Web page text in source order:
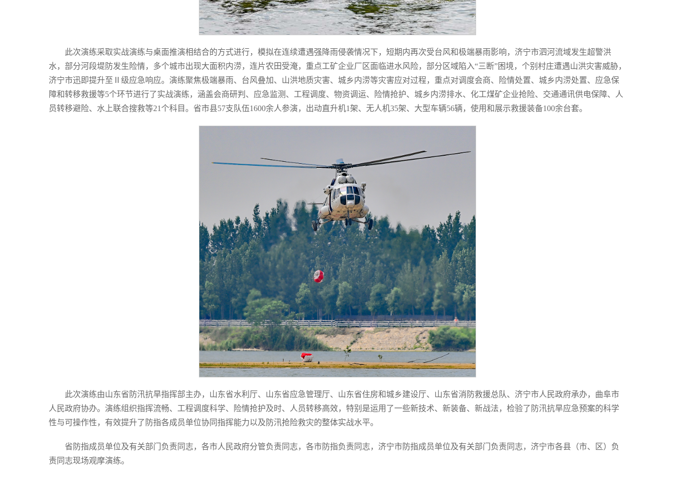
此次演练采取实战演练与桌面推演相结合的方式进行，模拟在连续遭遇强降雨侵袭情况下，短期内再次受台风和极端暴雨影响，济宁市泗河流域发生超警洪
水，部分河段堤防发生险情，多个城市出现大面积内涝，连片农田受淹，重点工矿企业厂区面临进水风险，部分区域陷入“三断”困境，个别村庄遭遇山洪灾害威胁，
济宁市迅即提升至Ⅱ级应急响应。演练聚焦极端暴雨、台风叠加、山洪地质灾害、城乡内涝等灾害应对过程，重点对调度会商、险情处置、城乡内涝处置、应急保
障和转移救援等5个环节进行了实战演练，涵盖会商研判、应急监测、工程调度、物资调运、险情抢护、城乡内涝排水、化工煤矿企业抢险、交通通讯供电保障、人
员转移避险、水上联合搜救等21个科目。省市县57支队伍1600余人参演，出动直升机1架、无人机35架、大型车辆56辆，使用和展示救援装备100余台套。
此次演练由山东省防汛抗旱指挥部主办，山东省水利厅、山东省应急管理厅、山东省住房和城乡建设厅、山东省消防救援总队、济宁市人民政府承办，曲阜市
人民政府协办。演练组织指挥流畅、工程调度科学、险情抢护及时、人员转移高效，特别是运用了一些新技术、新装备、新战法，检验了防汛抗旱应急预案的科学
性与可操作性，有效提升了防指各成员单位协同指挥能力以及防汛抢险救灾的整体实战水平。
省防指成员单位及有关部门负责同志，各市人民政府分管负责同志，各市防指负责同志，济宁市防指成员单位及有关部门负责同志，济宁市各县（市、区）负
责同志现场观摩演练。